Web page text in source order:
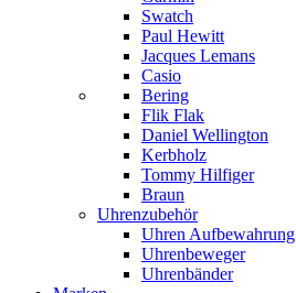
Swatch
Paul Hewitt
Jacques Lemans
Casio
Bering
Flik Flak
Daniel Wellington
Kerbholz
Tommy Hilfiger
Braun
Uhrenzubehör
Uhren Aufbewahrung
Uhrenbeweger
Uhrenbänder